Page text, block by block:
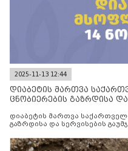
2025-11-13 12:44
დიაბეტის მართვა
ცნობიერების გაზრდისა და
დიაბეტის მართვა
გაზრდისა და სერვისების